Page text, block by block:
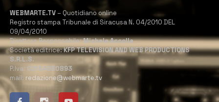
WEBMARTE.TV – Quotidiano online
Registro stampa Tribunale di Siracusa N. 04/2010 DEL
09/04/2010
Direttore Responsabile:Michele Accolla
Società editrice:KFP TELEVISION AND WEB PRODUCTIONS
S.R.L.S.
P.Iva: 02184950893
mail: redazione@webmarte.tv